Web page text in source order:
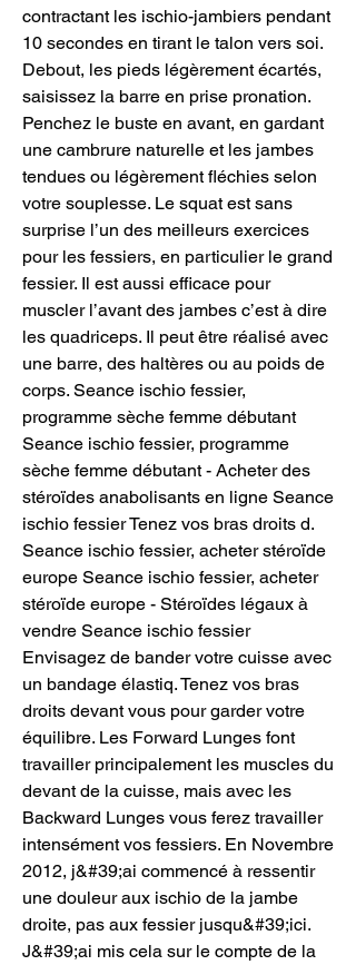
contractant les ischio-jambiers pendant
10 secondes en tirant le talon vers soi.
Debout, les pieds légèrement écartés,
saisissez la barre en prise pronation.
Penchez le buste en avant, en gardant
une cambrure naturelle et les jambes
tendues ou légèrement fléchies selon
votre souplesse. Le squat est sans
surprise l’un des meilleurs exercices
pour les fessiers, en particulier le grand
fessier. Il est aussi efficace pour
muscler l’avant des jambes c’est à dire
les quadriceps. Il peut être réalisé avec
une barre, des haltères ou au poids de
corps. Seance ischio fessier,
programme sèche femme débutant
Seance ischio fessier, programme
sèche femme débutant - Acheter des
stéroïdes anabolisants en ligne Seance
ischio fessier Tenez vos bras droits d.
Seance ischio fessier, acheter stéroïde
europe Seance ischio fessier, acheter
stéroïde europe - Stéroïdes légaux à
vendre Seance ischio fessier
Envisagez de bander votre cuisse avec
un bandage élastiq. Tenez vos bras
droits devant vous pour garder votre
équilibre. Les Forward Lunges font
travailler principalement les muscles du
devant de la cuisse, mais avec les
Backward Lunges vous ferez travailler
intensément vos fessiers. En Novembre
2012, j&#39;ai commencé à ressentir
une douleur aux ischio de la jambe
droite, pas aux fessier jusqu&#39;ici.
J&#39;ai mis cela sur le compte de la